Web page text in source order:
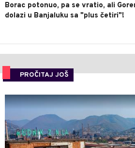
Borac potonuo, pa se vratio, ali
dolazi u Banjaluku sa "plus četiri"!
PROČITAJ JOŠ